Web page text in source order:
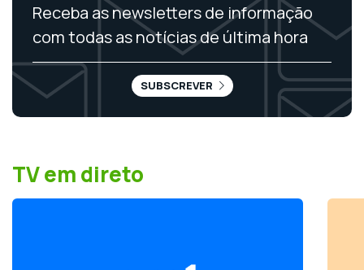
Receba as newsletters de informação
com todas as notícias de última hora
SUBSCREVER
TV em direto